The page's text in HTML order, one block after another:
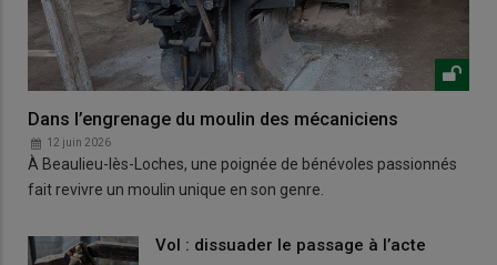
Dans l’engrenage du moulin des mécaniciens
12 juin 2026
À Beaulieu-lès-Loches, une poignée de bénévoles passionnés
fait revivre un moulin unique en son genre.
Vol : dissuader le passage à l’acte